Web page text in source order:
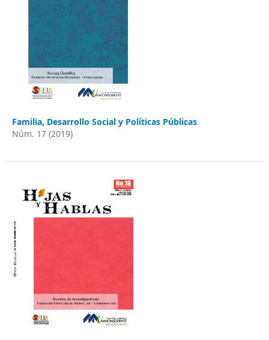
Familia, Desarrollo Social y Políticas Públicas
Núm. 17 (2019)